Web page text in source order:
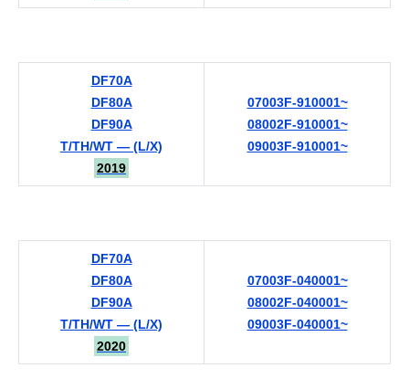
DF70A
DF80A
DF90A
T/TH/WT — (L/X)
2019
07003F-910001~
08002F-910001~
09003F-910001~
DF70A
DF80A
DF90A
T/TH/WT — (L/X)
2020
07003F-040001~
08002F-040001~
09003F-040001~